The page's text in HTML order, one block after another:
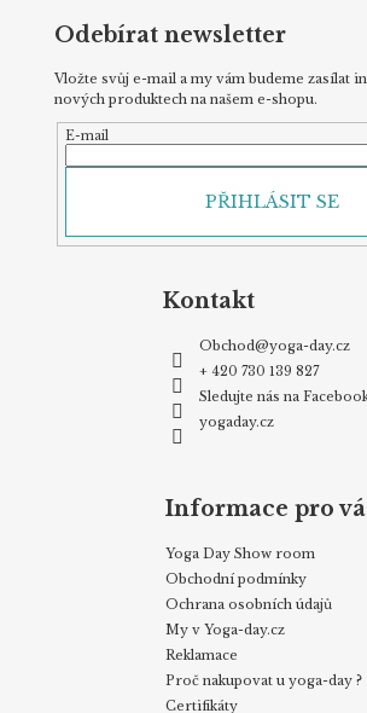
Odebírat newsletter
Vložte svůj e-mail a my vám budeme zasílat
nových produktech na našem e-shopu.
E-mail
PŘIHLÁSIT SE
Kontakt
Obchod@yoga-day.cz
+ 420 730 139 827
Sledujte nás na
yogaday.cz
Informace pro
Yoga Day Show room
Obchodní podmínky
Ochrana osobních údajů
My v Yoga-day.cz
Reklamace
Proč nakupovat u yoga-day ?
Certifikáty